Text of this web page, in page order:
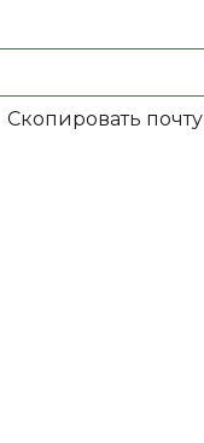
Скопировать почту